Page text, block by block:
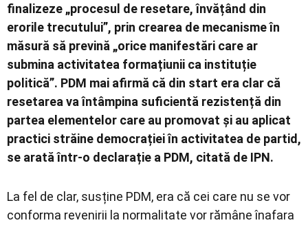
finalizeze „procesul de resetare, învățând din
erorile trecutului”, prin crearea de mecanisme în
măsură să prevină „orice manifestări care ar
submina activitatea formațiunii ca instituție
politică”. PDM mai afirmă că din start era clar că
resetarea va întâmpina suficientă rezistență din
partea elementelor care au promovat și au aplicat
practici străine democrației în activitatea de partid,
se arată într-o declarație a PDM, citată de IPN.
La fel de clar, susține PDM, era că cei care nu se vor
conforma revenirii la normalitate vor rămâne înafara